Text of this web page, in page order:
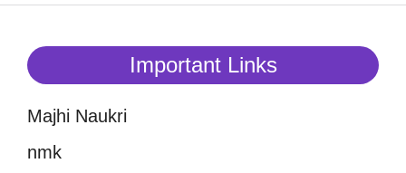
Important Links
Majhi Naukri
nmk